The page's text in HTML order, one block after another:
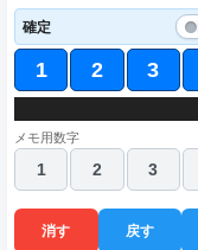
確定
1 2 3
メモ用数字
1
2 3
消す 戻す